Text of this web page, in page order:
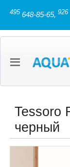
495 648-85-65, 926
Tessoro
черный